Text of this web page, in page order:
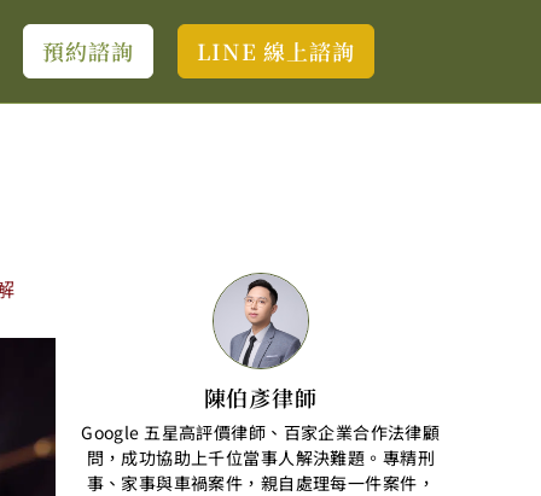
預約諮詢 LINE 線上諮詢
陳伯彥律師
Google 五星高評價律師、百家企業合作法律顧
問，成功協助上千位當事人解決難題。專精刑
事、家事與車禍案件，親自處理每一件案件，